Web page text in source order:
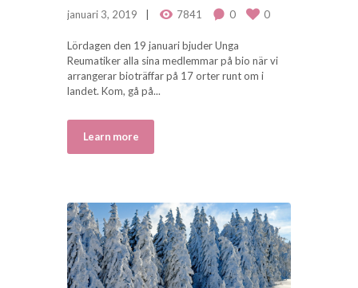
januari 3, 2019 7841 0 0
Lördagen den 19 januari bjuder Unga
Reumatiker alla sina medlemmar på bio när vi
arrangerar bioträffar på 17 orter runt om i
landet. Kom, gå på...
Learn more